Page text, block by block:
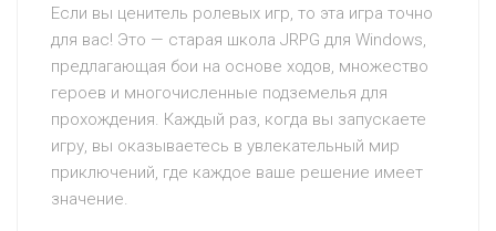
Если вы ценитель ролевых игр, то эта игра точно
для вас! Это — старая школа JRPG для Windows,
предлагающая бои на основе ходов, множество
героев и многочисленные подземелья для
прохождения. Каждый раз, когда вы запускаете
игру, вы оказываетесь в увлекательный мир
приключений, где каждое ваше решение имеет
значение.